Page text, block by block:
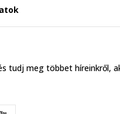
tudj meg többet híreinkről,